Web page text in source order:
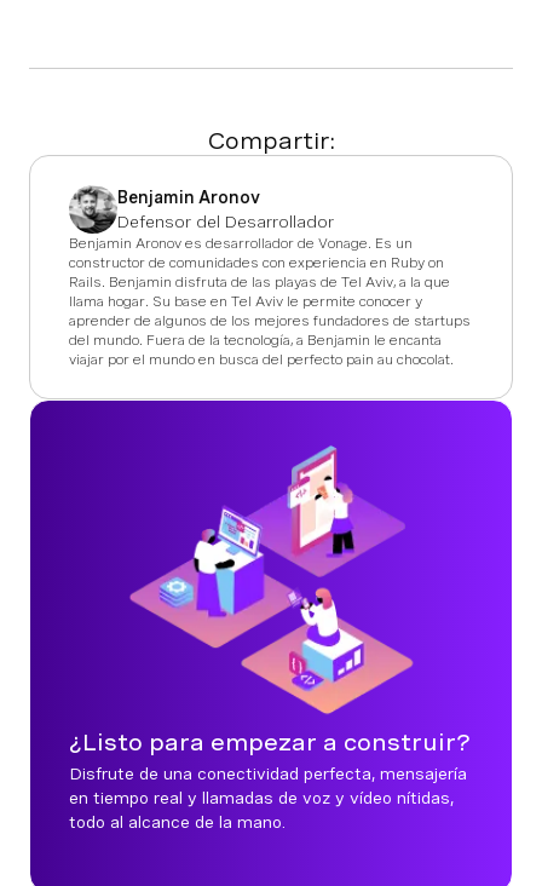
Compartir:
Benjamin Aronov
Defensor del Desarrollador
Benjamin Aronov es desarrollador de Vonage. Es un
constructor de comunidades con experiencia en Ruby on
Rails. Benjamin disfruta de las playas de Tel Aviv, a la que
llama hogar. Su base en Tel Aviv le permite conocer y
aprender de algunos de los mejores fundadores de startups
del mundo. Fuera de la tecnología, a Benjamin le encanta
viajar por el mundo en busca del perfecto pain au chocolat.
¿Listo para empezar a construir?
Disfrute de una conectividad perfecta, mensajería
en tiempo real y llamadas de voz y vídeo nítidas,
todo al alcance de la mano.